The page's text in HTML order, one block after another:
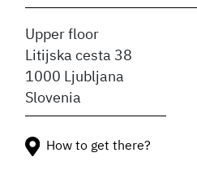
Upper floor
Litijska cesta 38
1000 Ljubljana
Slovenia
How to get there?